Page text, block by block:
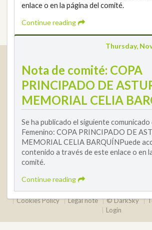
enlace o en la página del comité.
Continue reading
Thursday,
Nota de comité: COPA
PRINCIPADO DE
MEMORIAL CELIA
Se ha publicado el siguiente
Femenino: COPA PRINCIPADO DE
MEMORIAL CELIA BARQUÍNPuede
contenido a través de este enlace o en
comité.
Continue reading
Calle Enlace, 9. 29016 Málaga,
CIF: Q7955035F
+34 952 225 590
2026 © Real Federación Andaluza de Golf
Cookies Policy
Legal note © DarkSky
Login